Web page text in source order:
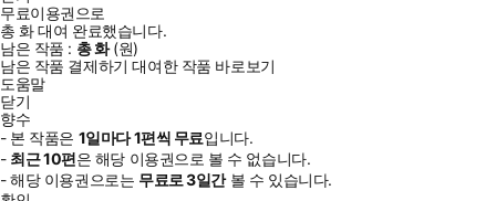
무료이용권으로
총 화대여 완료했습니다.
남은 작품 : 총화(원)
남은 작품 결제하기 대여한 작품 바로보기
도움말
닫기
향수
- 본 작품은 1일마다1편씩 무료입니다.
- 최근10편은 해당 이용권으로 볼 수 없습니다.
- 해당 이용권으로는 무료로3일간볼 수 있습니다.